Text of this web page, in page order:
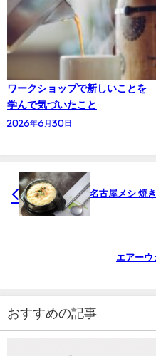
ワークショップで新しいことを
学んで気づいたこと
2026年6月30日
名古屋メシ 焼
エアーウ
おすすめの記事